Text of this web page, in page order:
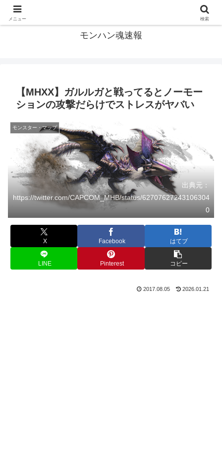
モンハン魂速報
【MHXX】ガルルガと戦ってるとノーモー
ションの攻撃だらけでストレスがヤバい
モンスター・マップ
出典元：
https://twitter.com/CAPCOM_MHB/status/62707627243106304
0
X Facebook はてブ
LINE Pinterest コピー
2017.08.05 2026.01.21
メニュー 検索